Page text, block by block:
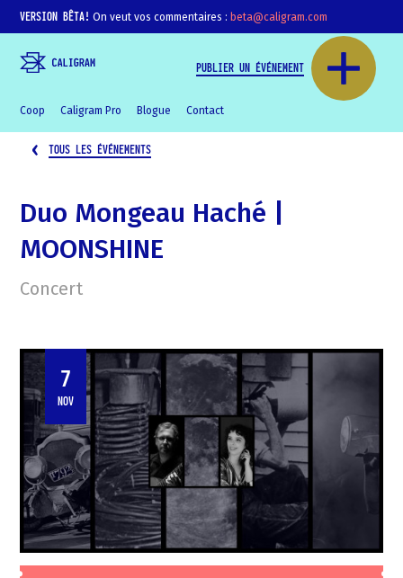
VERSION BÊTA! On veut vos commentaires : beta@caligram.com
Coop Caligram Pro Blogue Contact
PUBLIER UN ÉVÉNEMENT
TOUS LES ÉVÉNEMENTS
Duo Mongeau Haché |
MOONSHINE
Concert
7
NOV